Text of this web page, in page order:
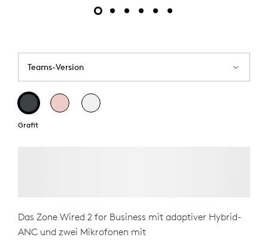
Teams-Version
Grafit
Das Zone Wired 2 for Business mit adaptiver Hybrid-
ANC und zwei Mikrofonen mit